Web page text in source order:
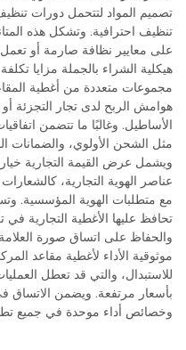
تصميم المواد لتتحمل دورات
تنظيف احترافية. وتشكل هذه
على معايير نظافة صارمة أو
هيكلية الشراء بالجملة مزايا
مجموعات متعددة من أغطية
هوامش الربح لدى تجار التجزئة
الأساطيل. وغالبًا ما تتضمن
مثل الشحن الأولوي، والضمانات
ويشمل عرض القيمة التجارية
عناصر الهوية التجارية،
مع متطلبات الهوية المؤسسية.
تحافظ عليها الأغطية التجارية في
والحفاظ على اتساق صورة
موثوقية الأداء لأغطية مقاعد
للاستبدال، والتي قد تعطل
بأسعار مرتفعة. ويضمن الاتساق
وخصائص أداء موحدة في جميع